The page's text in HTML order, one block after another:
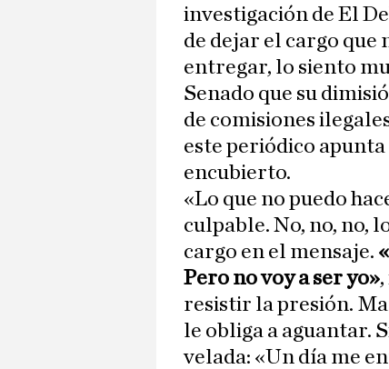
investigación de El
de dejar el cargo que
entregar, lo siento
Senado que su
de comisiones
este periódico apunta
encubierto.
«Lo que no puedo
culpable. No, no, no,
cargo en el mensaje.
Pero no voy a ser yo»
resistir la presión.
le obliga a aguantar.
velada: «Un día me